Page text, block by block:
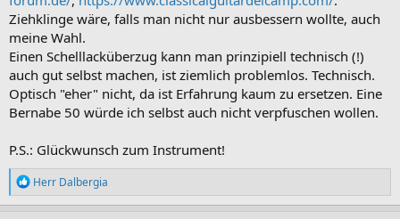
Ziehklinge wäre, falls man nicht nur ausbessern wollte, auch
meine Wahl.
Einen Schelllacküberzug kann man prinzipiell technisch (!)
auch gut selbst machen, ist ziemlich problemlos. Technisch.
Optisch "eher" nicht, da ist Erfahrung kaum zu ersetzen. Eine
Bernabe 50 würde ich selbst auch nicht verpfuschen wollen.
P.S.: Glückwunsch zum Instrument!
R
e
a
Herr Dalbergia